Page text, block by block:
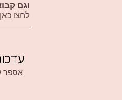
וגם
לחצו כאן
אספר